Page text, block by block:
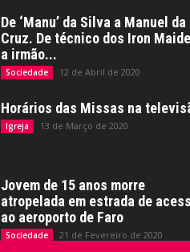
De ‘Manu’ da Silva a Manuel da
Cruz. De técnico dos Iron
a irmão...
Sociedade 12 de Abril de 2020
Horários das Missas na
Igreja 13 de Março de 2020
Jovem de 15 anos morre
atropelada em estrada de
ao aeroporto de Faro
Sociedade 21 de Fevereiro de 2020